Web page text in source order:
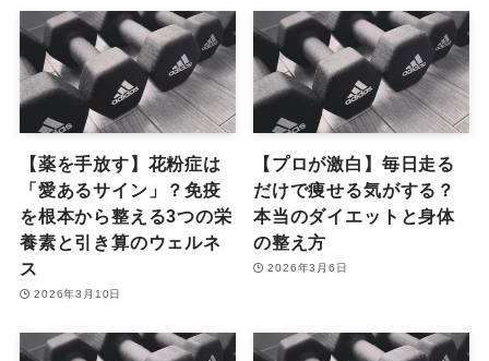
【薬を手放す】花粉症は
「愛あるサイン」？免疫
を根本から整える3つの栄
養素と引き算のウェルネ
ス
2026年3月10日
【プロが激白】毎日走る
だけで痩せる気がする？
本当のダイエットと身体
の整え方
2026年3月6日